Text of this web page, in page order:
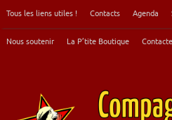
au
Tous les liens utiles ! Contacts Agenda
Nous soutenir La P’tite Boutique